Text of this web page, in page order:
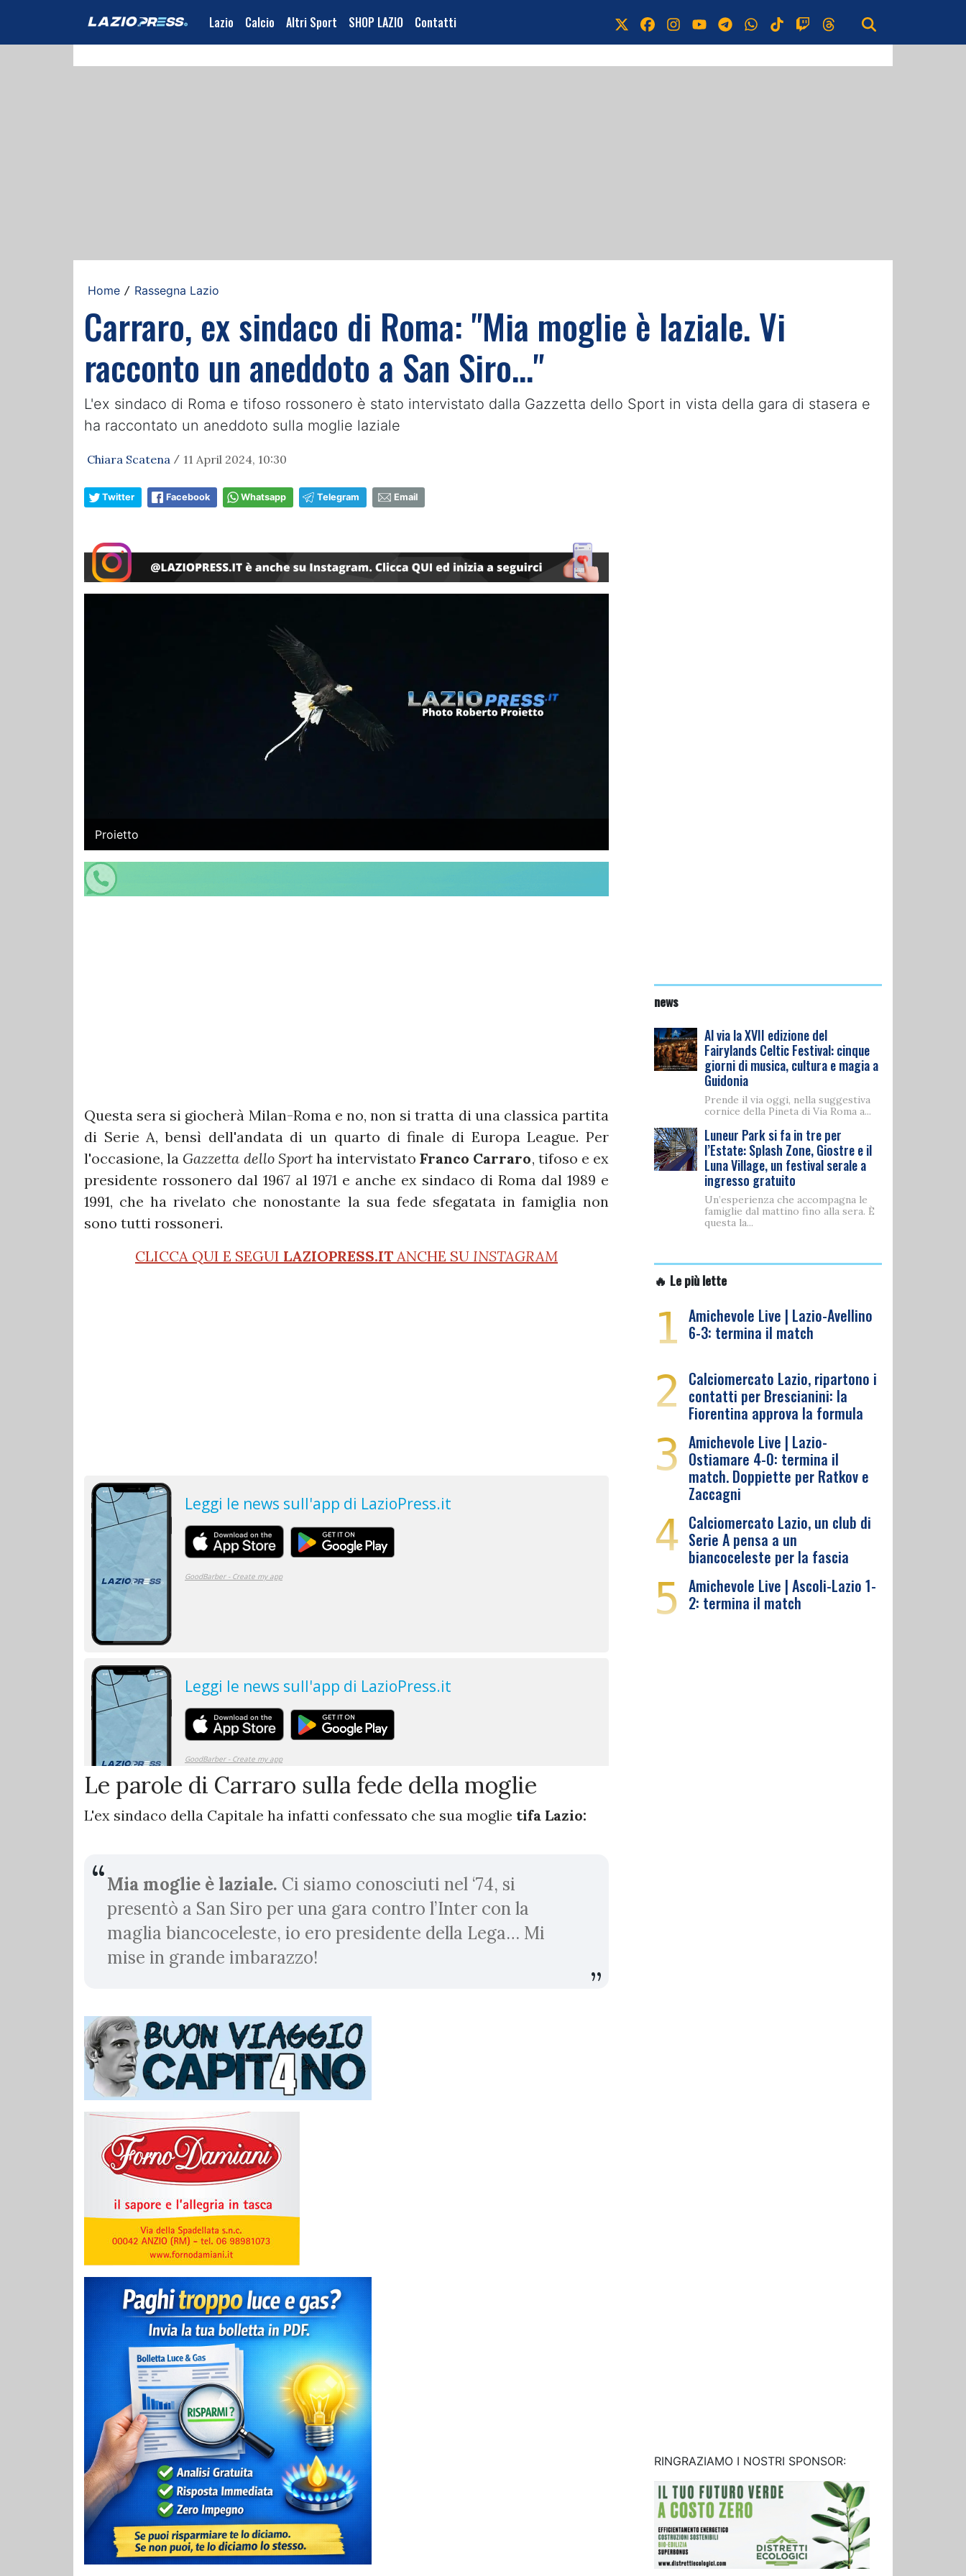
Lazio Calcio Altri Sport SHOP LAZIO Contatti
Home / Rassegna Lazio
Carraro, ex sindaco di Roma: "Mia moglie è laziale. Vi
racconto un aneddoto a San Siro..."
L'ex sindaco di Roma e tifoso rossonero è stato intervistato dalla Gazzetta dello Sport in vista della gara di stasera e
ha raccontato un aneddoto sulla moglie laziale
Chiara Scatena / 11 April 2024, 10:30
Twitter Facebook Whatsapp Telegram Email
Proietto
Questa sera si giocherà Milan-Roma e no, non si tratta di una classica partita
di Serie A, bensì dell'andata di un quarto di finale di Europa League. Per
l'occasione, la Gazzetta dello Sportha intervistato Franco Carraro, tifoso e ex
presidente rossonero dal 1967 al 1971 e anche ex sindaco di Roma dal 1989 e
1991, che ha rivelato che nonostante la sua fede sfegatata in famiglia non
sono tutti rossoneri.
CLICCA QUI E SEGUI LAZIOPRESS.IT ANCHE SU INSTAGRAM
Le parole di Carraro sulla fede della moglie
L'ex sindaco della Capitale ha infatti confessato che sua moglie tifa Lazio:
Mia moglie è laziale. Ci siamo conosciuti nel ‘74, si
presentò a San Siro per una gara contro l’Inter con la
maglia biancoceleste, io ero presidente della Lega… Mi
mise in grande imbarazzo!
news
Al via la XVII edizione del
Fairylands Celtic Festival: cinque
giorni di musica, cultura e magia a
Guidonia
Prende il via oggi, nella suggestiva
cornice della Pineta di Via Roma a...
Luneur Park si fa in tre per
l’Estate: Splash Zone, Giostre e il
Luna Village, un festival serale a
ingresso gratuito
Un’esperienza che accompagna le
famiglie dal mattino fino alla sera. È
questa la...
🔥 Le più lette
1 Amichevole Live | Lazio-Avellino
6-3: termina il match
2 Calciomercato Lazio, ripartono i
contatti per Brescianini: la
Fiorentina approva la formula
3 Amichevole Live | Lazio-
Ostiamare 4-0: termina il
match. Doppiette per Ratkov e
Zaccagni
4 Calciomercato Lazio, un club di
Serie A pensa a un
biancoceleste per la fascia
5 Amichevole Live | Ascoli-Lazio 1-
2: termina il match
RINGRAZIAMO I NOSTRI SPONSOR: